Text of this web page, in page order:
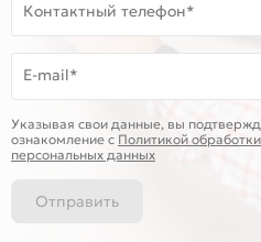
Контактный телефон*
E-mail*
Указывая свои данные, вы
ознакомление c Политикой обработки
персональных данных
Отправить